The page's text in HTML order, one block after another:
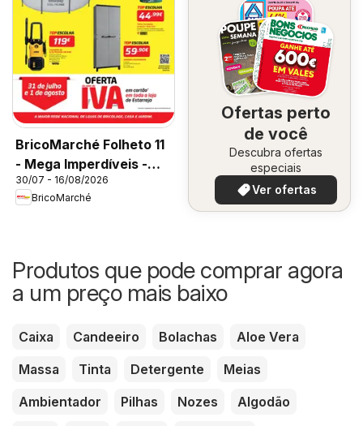
BricoMarché Folheto 11
- Mega Imperdíveis -
Estarreja
30/07 - 16/08/2026
BricoMarché
Ofertas perto
de você
Descubra ofertas
especiais
Ver ofertas
Produtos que pode comprar agora
a um preço mais baixo
Caixa Candeeiro Bolachas
Aloe Vera
Massa
Tinta Detergente
Meias
Ambientador
Pilhas Nozes
Algodão